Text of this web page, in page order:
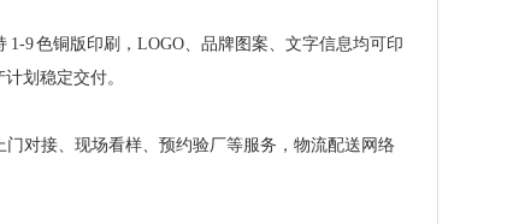
9 色铜版印刷，LOGO、品牌图案、文字信息均可印
划稳定交付。
对接、现场看样、预约验厂等服务，物流配送网络